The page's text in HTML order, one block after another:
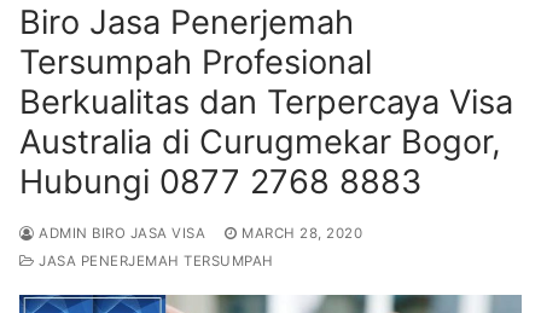
Biro Jasa Penerjemah
Tersumpah Profesional
Berkualitas dan Terpercaya Visa
Australia di Curugmekar Bogor,
Hubungi 0877 2768 8883
ADMIN BIRO JASA VISA
MARCH 28, 2020
JASA PENERJEMAH TERSUMPAH